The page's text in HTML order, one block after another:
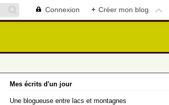
Connexion + Créer mon blog
Mes écrits d'un jour
Une blogueuse entre lacs et montagnes